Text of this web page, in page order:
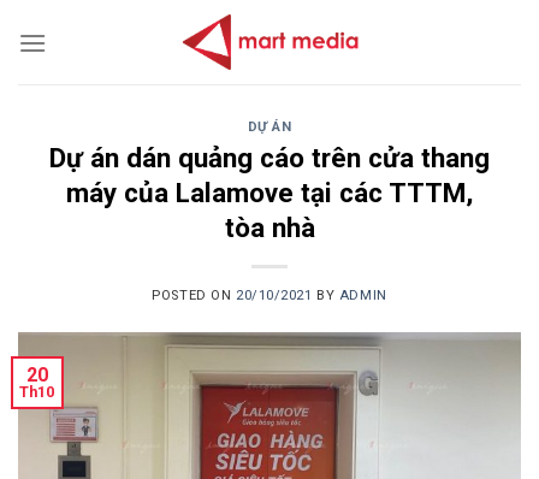
DỰ ÁN
Dự án dán quảng cáo trên cửa thang
máy của Lalamove tại các TTTM,
tòa nhà
POSTED ON 20/10/2021 BY ADMIN
20
Th10